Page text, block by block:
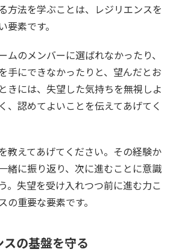
方法を学ぶことは、レジリエンスを
素です。
ムのメンバーに選ばれなかったり、
手にできなかったりと、望んだとお
きには、失望した気持ちを無視しよ
、認めてよいことを伝えてあげてく
教えてあげてください。その経験か
緒に振り返り、次に進むことに意識
。失望を受け入れつつ前に進む力こ
の重要な要素です。
スの基盤を守る